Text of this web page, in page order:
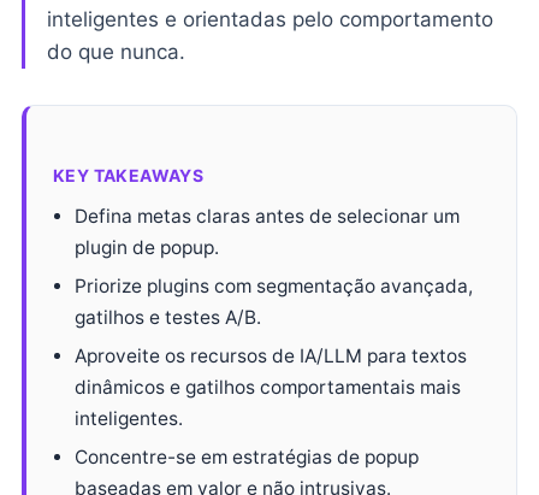
inteligentes e orientadas pelo comportamento
do que nunca.
KEY TAKEAWAYS
Defina metas claras antes de selecionar um
plugin de popup.
Priorize plugins com segmentação avançada,
gatilhos e testes A/B.
Aproveite os recursos de IA/LLM para textos
dinâmicos e gatilhos comportamentais mais
inteligentes.
Concentre-se em estratégias de popup
baseadas em valor e não intrusivas.